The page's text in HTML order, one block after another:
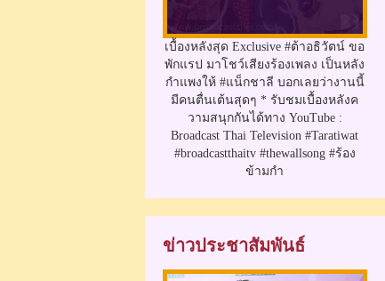
เบื้องหลังสุด Exclusive #ต้าอธิวัตน์ ขอ
พักแรป มาโชว์เสียงร้องเพลง เป็นหลัง
กำแพงให้ #แน็กชาลี บอกเลยว่างานนี้
มีคนตื่นเต้นสุดๆ * รับชมเบื้องหลังค
วามสนุกกันได้ทาง YouTube :
Broadcast Thai Television #Taratiwat
#broadcastthaitv #thewallsong #ร้อง
ข้ามกำ
ข่าวประชาสัมพันธ์